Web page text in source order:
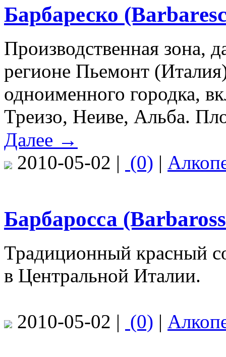
Барбареско
Производственная зона,
регионе Пьемонт
одноименного городка,
Треизо, Неиве, Альба.
Далее →
2010-05-02 | (0) |
Барбаросса
Традиционный красный
в Центральной Италии.
2010-05-02 | (0) |